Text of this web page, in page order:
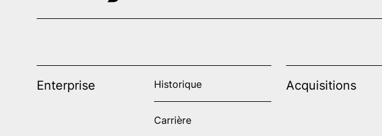
Enterprise Historique
Carrière
Acquisitions